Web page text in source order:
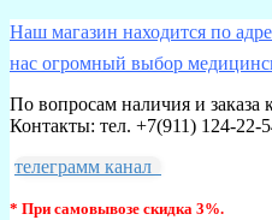
Наш магазин находится по
нас огромный выбор
По вопросам наличия и заказа
Контакты: тел. +7(911) 124-22-
телеграмм канал
* При самовывозе скидка 3%.